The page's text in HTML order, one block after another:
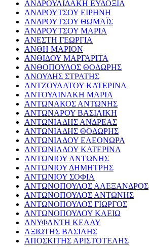
ΑΝΔΡΟΥΛΙΔΑΚΗ ΕΥΔΟΞΙΑ
ΑΝΔΡΟΥΤΣΟΥ ΕΙΡΗΝΗ
ΑΝΔΡΟΥΤΣΟΥ ΘΩΜΑΪΣ
ΑΝΔΡΟΥΤΣΟΥ ΜΑΡΙΑ
ΑΝΕΣΤΗ ΓΕΩΡΓΙΑ
ΑΝΘΗ ΜΑΡΙΟΝ
ΑΝΘΙΔΟΥ ΜΑΡΓΑΡΙΤΑ
ΑΝΘΟΠΟΥΛΟΣ ΘΟΔΩΡΗΣ
ΑΝΟΥΔΗΣ ΣΤΡΑΤΗΣ
ΑΝΤΖΟΥΛΑΤΟΥ ΚΑΤΕΡΙΝΑ
ΑΝΤΟΥΛΙΝΑΚΗ ΜΑΡΙΑ
ΑΝΤΩΝΑΚΟΣ ΑΝΤΩΝΗΣ
ΑΝΤΩΝΑΡΟΥ ΒΑΣΙΛΙΚΗ
ΑΝΤΩΝΙΑΔΗΣ ΑΝΔΡΕΑΣ
ΑΝΤΩΝΙΑΔΗΣ ΘΟΔΩΡΗΣ
ΑΝΤΩΝΙΑΔΟΥ ΕΛΕΟΝΩΡΑ
ΑΝΤΩΝΙΑΔΟΥ ΚΑΤΕΡΙΝΑ
ΑΝΤΩΝΙΟΥ ΑΝΤΩΝΗΣ
ΑΝΤΩΝΙΟΥ ΔΗΜΗΤΡΗΣ
ΑΝΤΩΝΙΟΥ ΣΟΦΙΑ
ΑΝΤΩΝΟΠΟΥΛΟΣ ΑΛΕΞΑΝΔΡΟΣ
ΑΝΤΩΝΟΠΟΥΛΟΣ ΑΝΤΩΝΗΣ
ΑΝΤΩΝΟΠΟΥΛΟΣ ΓΙΩΡΓΟΣ
ΑΝΤΩΝΟΠΟΥΛΟΥ ΚΛΕΙΩ
ΑΝΥΦΑΝΤΗ ΚΕΛΛΥ
ΑΞΙΩΤΗΣ ΒΑΣΙΛΗΣ
ΑΠΟΣΚΙΤΗΣ ΑΡΙΣΤΟΤΕΛΗΣ